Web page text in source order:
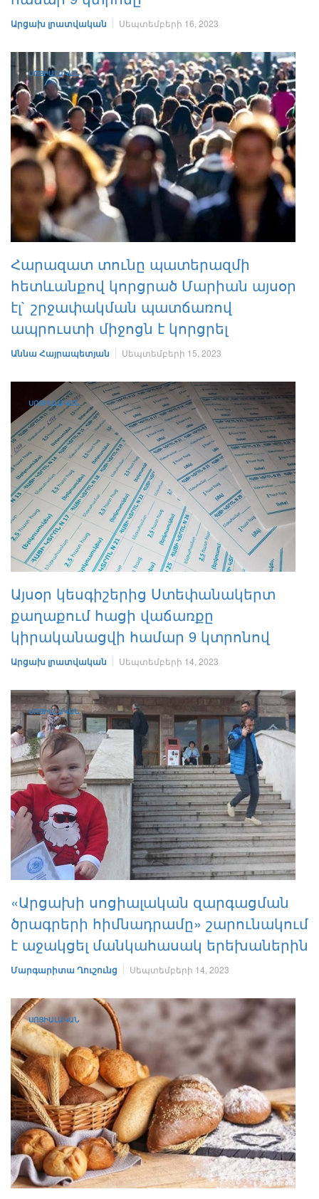
Արցախ լրատվական Սեպտեմբերի 16, 2023
ՍՈՑԻԱԼԱԿԱՆ
Հարազատ տունը պատերազմի
հետևանքով կորցրած Մարիան այսօր
էլ` շրջափակման պատճառով
ապրուստի միջոցն է կորցրել
Աննա Հայրապետյան Սեպտեմբերի 15, 2023
ՍՈՑԻԱԼԱԿԱՆ
Այսօր կեսգիշերից Ստեփանակերտ
քաղաքում հացի վաճառքը
կիրականացվի համար 9 կտրոնով
Արցախ լրատվական Սեպտեմբերի 14, 2023
ՍՈՑԻԱԼԱԿԱՆ
«Արցախի սոցիալական զարգացման
ծրագրերի հիմնադրամը» շարունակում
է աջակցել մանկահասակ երեխաներին
Մարգարիտա Ղուշունց Սեպտեմբերի 14, 2023
ՍՈՑԻԱԼԱԿԱՆ